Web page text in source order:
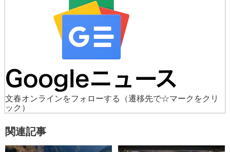
文春オンラインをフォローする
（遷移先で☆マークをクリ
ック）
関連記事